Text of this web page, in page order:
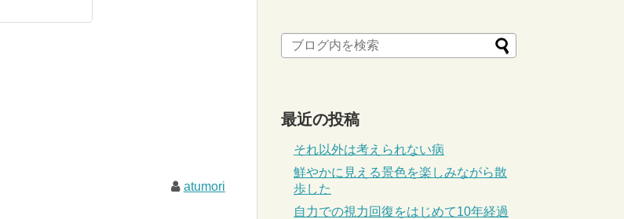
atumori
最近の投稿
それ以外は考えられない病
鮮やかに見える景色を楽しみながら散
歩した
自力での視力回復をはじめて10年経過